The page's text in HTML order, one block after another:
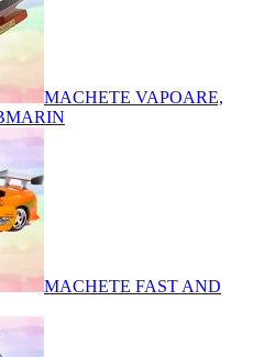
MACHETE VAPOARE,
MACHETE FAST AND